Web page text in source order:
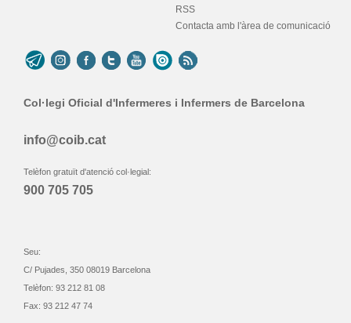
RSS
Contacta amb l'àrea de comunicació
Col·legi Oficial d'Infermeres i Infermers de Barcelona
info@coib.cat
Telèfon gratuït d'atenció col·legial:
900 705 705
Seu:
C/ Pujades, 350 08019 Barcelona
Telèfon: 93 212 81 08
Fax: 93 212 47 74